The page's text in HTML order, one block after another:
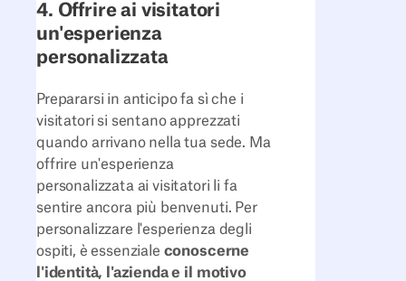
4. Offrire ai visitatori
un'esperienza
personalizzata
Prepararsi in anticipo fa sì che i
visitatori si sentano apprezzati
quando arrivano nella tua sede. Ma
offrire un'esperienza
personalizzata ai visitatori li fa
sentire ancora più benvenuti. Per
personalizzare l'esperienza degli
ospiti, è essenziale conoscerne
l'identità, l'azienda e il motivo